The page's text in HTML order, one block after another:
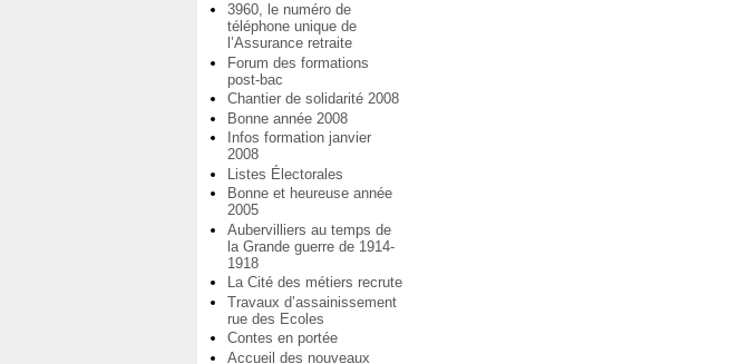
3960, le numéro de
téléphone unique de
l’Assurance retraite
Forum des formations
post-bac
Chantier de solidarité 2008
Bonne année 2008
Infos formation janvier
2008
Listes Électorales
Bonne et heureuse année
2005
Aubervilliers au temps de
la Grande guerre de 1914-
1918
La Cité des métiers recrute
Travaux d’assainissement
rue des Ecoles
Contes en portée
Accueil des nouveaux